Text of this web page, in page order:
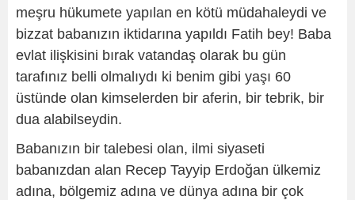
meşru hükumete yapılan en kötü müdahaleydi ve
bizzat babanızın iktidarına yapıldı Fatih bey! Baba
evlat ilişkisini bırak vatandaş olarak bu gün
tarafınız belli olmalıydı ki benim gibi yaşı 60
üstünde olan kimselerden bir aferin, bir tebrik, bir
dua alabilseydin.
Babanızın bir talebesi olan, ilmi siyaseti
babanızdan alan Recep Tayyip Erdoğan ülkemiz
adına, bölgemiz adına ve dünya adına bir çok